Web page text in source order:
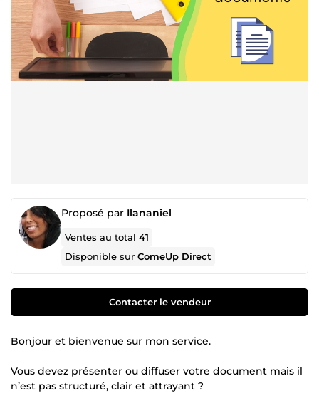
Proposé par Ilananiel
Ventes au total41
Disponible surComeUp Direct
Contacter le vendeur
Bonjour et bienvenue sur mon service.
Vous devez présenter ou diffuser votre document mais il
n’est pas structuré, clair et attrayant ?